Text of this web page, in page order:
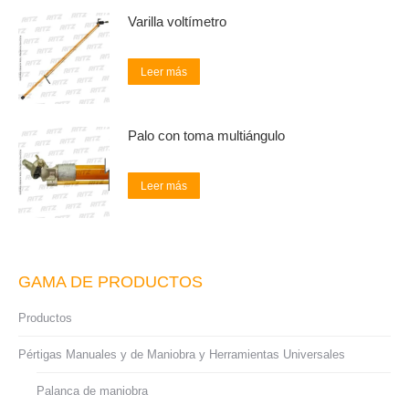
Varilla voltímetro
Leer más
Palo con toma multiángulo
Leer más
GAMA DE PRODUCTOS
Productos
Pértigas Manuales y de Maniobra y Herramientas Universales
Palanca de maniobra